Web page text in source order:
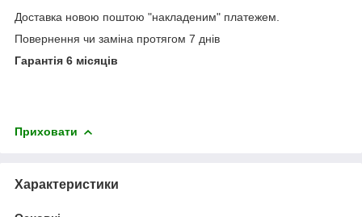
Доставка новою поштою "накладеним" платежем.
Повернення чи заміна протягом 7 днів
Гарантія 6 місяців
Приховати
Характеристики